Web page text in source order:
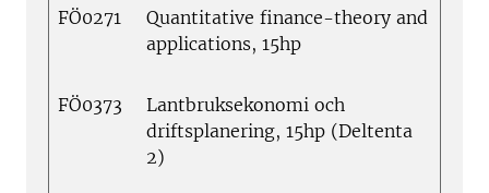
FÖ0271
Quantitative finance-theory and
applications, 15hp
FÖ0373
Lantbruksekonomi och
driftsplanering, 15hp (Deltenta
2)